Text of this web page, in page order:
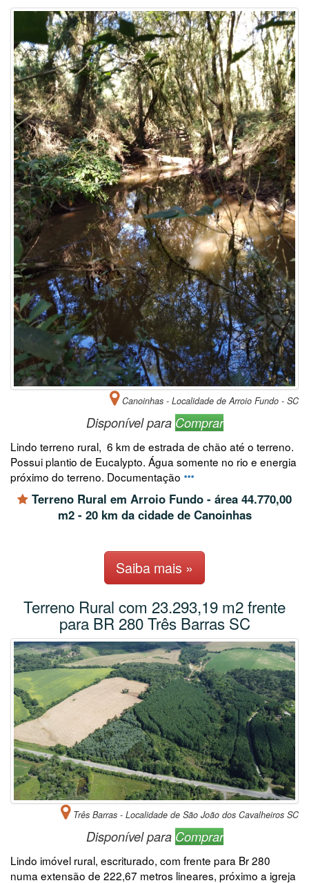
Canoinhas - Localidade de Arroio Fundo - SC
Disponível para Comprar
Lindo terreno rural, 6 km de estrada de chão até o terreno.
Possui plantio de Eucalypto. Água somente no rio e energia
próximo do terreno. Documentação
Terreno Rural em Arroio Fundo - área 44.770,00
m2 - 20 km da cidade de Canoinhas
Saiba mais »
Terreno Rural com 23.293,19 m2 frente
para BR 280 Três Barras SC
Três Barras - Localidade de São João dos Cavalheiros SC
Disponível para Comprar
Lindo imóvel rural, escriturado, com frente para Br 280
numa extensão de 222,67 metros lineares, próximo a igreja